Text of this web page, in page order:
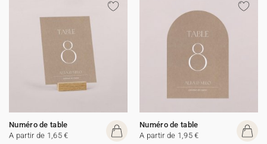
Numéro de table
A partir de 1,65 €
Numéro de table
A partir de 1,95 €